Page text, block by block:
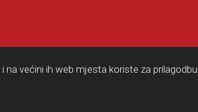
većini ih web mjesta koriste za prilagodbu